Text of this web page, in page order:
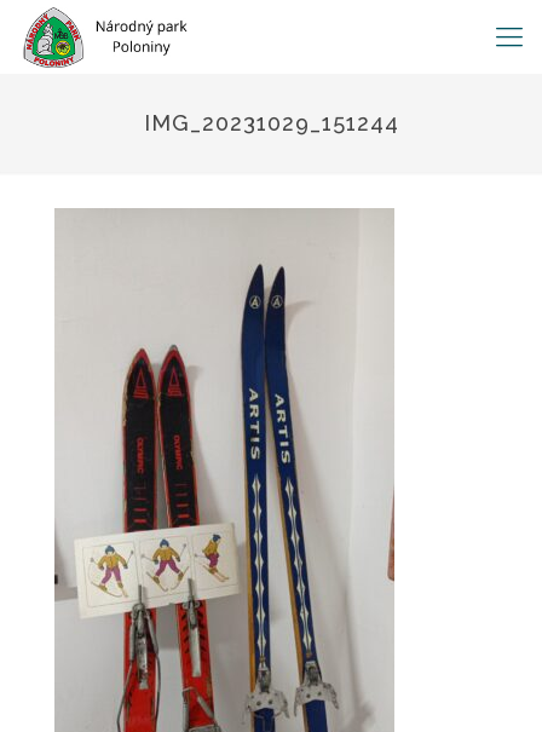
IMG_20231029_151244